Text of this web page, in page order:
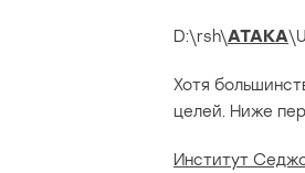
D:\rsh\АТАКА
Хотя
целей. Ниже
Институт